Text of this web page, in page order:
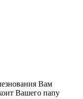
Вам
Вашего папу